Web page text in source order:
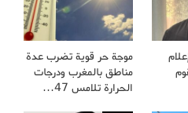
موجة حر قوية تضرب عدة
مناطق بالمغرب ودرجات
الحرارة تلامس 47…